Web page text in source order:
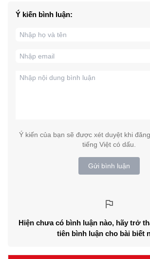
Ý kiến bình luận:
Ý kiến của bạn sẽ được xét duyệt khi
tiếng Việt có dấu.
Gửi bình luận
Hiện chưa có bình luận nào, hãy trở
tiên bình luận cho bài biết